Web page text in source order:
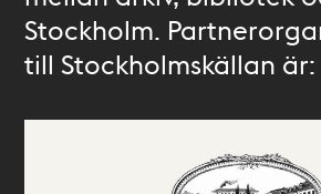
Stockholm.
till Stockholmskällan är: